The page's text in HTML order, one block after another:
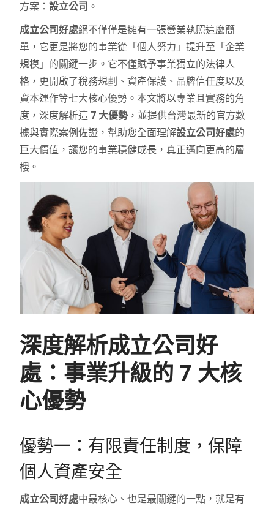
方案：設立公司 。
成立公司好處絕不僅僅是擁有一張營業執照這麼簡
單，它更是將您的事業從「個人努力」提升至「企業
規模」的關鍵一步。它不僅賦予事業獨立的法律人
格，更開啟了稅務規劃、資產保護、品牌信任度以及
資本運作等七大核心優勢。本文將以專業且實務的角
度，深度解析這 7 大優勢，並提供台灣最新的官方數
據與實際案例佐證，幫助您全面理解設立公司好處的
巨大價值，讓您的事業穩健成長，真正邁向更高的層
樓。
深度解析成立公司好
處：事業升級的 7 大核
心優勢
優勢一：有限責任制度，保障
個人資產安全
成立公司好處中最核心、也是最關鍵的一點，就是有